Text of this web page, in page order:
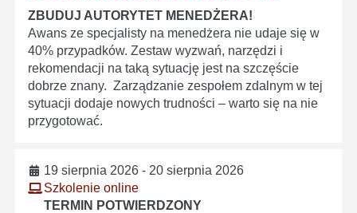
ZBUDUJ AUTORYTET MENEDŻERA!
Awans ze specjalisty na menedżera nie udaje się w
40% przypadków. Zestaw wyzwań, narzędzi i
rekomendacji na taką sytuację jest na szczęście
dobrze znany. Zarządzanie zespołem zdalnym w tej
sytuacji dodaje nowych trudności – warto się na nie
przygotować.
19 sierpnia 2026 - 20 sierpnia 2026
Szkolenie online
TERMIN POTWIERDZONY